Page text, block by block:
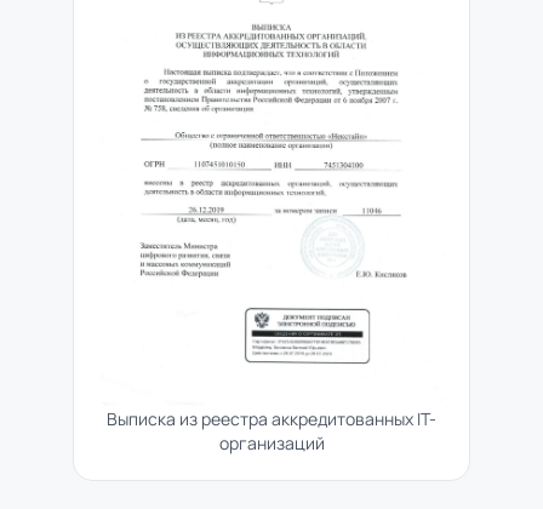
Выписка из реестра аккредитованных IT-
организаций